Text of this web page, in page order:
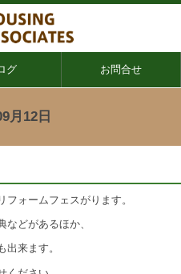
グ お問合せ
月12日
フォームフェスがります。
などがあるほか、
来ます。